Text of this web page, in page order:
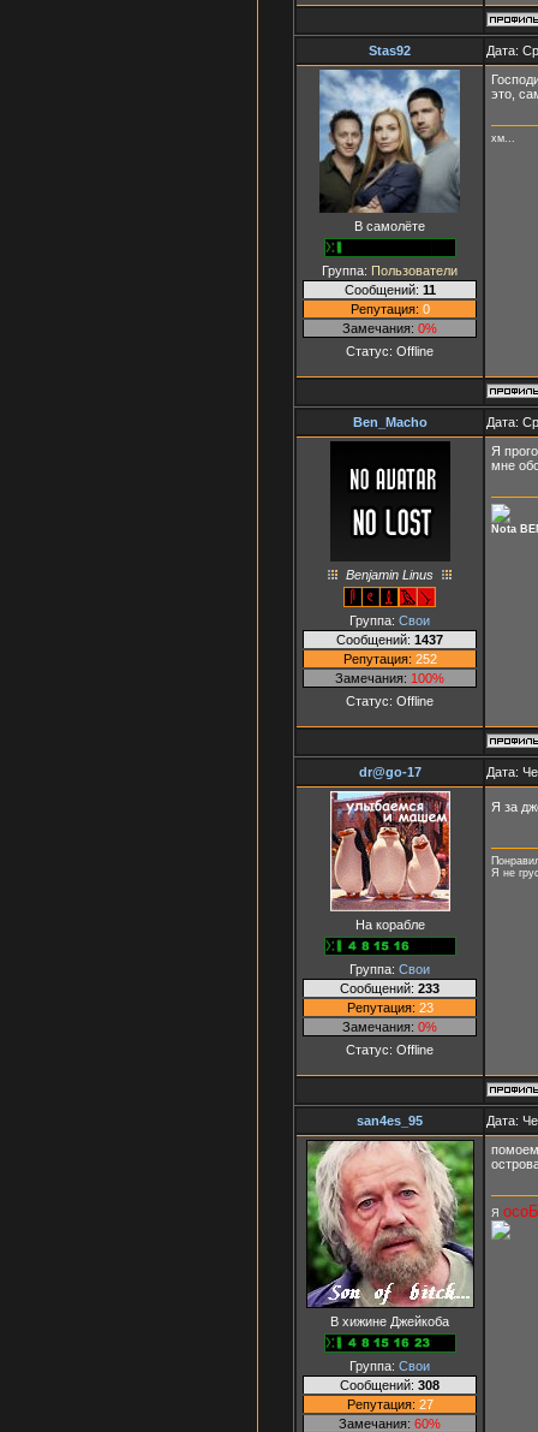
Stas92 Дата:
В самолёте
Группа: Пользователи
Сообщений: 11
Репутация: 0
Замечания: 0%
Статус: Offline
это,
хм...
Ben_Macho Дата:
Benjamin Linus
Группа: Свои
Сообщений: 1437
Репутация: 252
Замечания: 100%
Статус: Offline
Я
мне
Nota
dr@go-17 Дата:
На корабле
Группа: Свои
Сообщений: 233
Репутация: 23
Замечания: 0%
Статус: Offline
Я за
Я не
san4es_95 Дата:
В хижине Джейкоба
Группа: Свои
Сообщений: 308
Репутация: 27
Замечания: 60%
Я